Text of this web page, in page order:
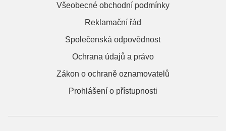
Všeobecné obchodní podmínky
Reklamační řád
Společenská odpovědnost
Ochrana údajů a právo
Zákon o ochraně oznamovatelů
Prohlášení o přístupnosti